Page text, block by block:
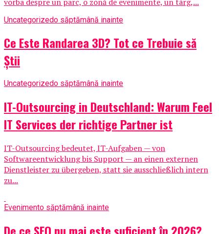
Uncategorizedo săptămână inainte
Ce Este Randarea 3D? Tot ce Trebuie să
Știi
Uncategorizedo săptămână inainte
IT-Outsourcing in Deutschland: Warum Feel
IT Services der richtige Partner ist
IT-Outsourcing bedeutet, IT-Aufgaben — von
Softwareentwicklung bis Support — an einen externen
Dienstleister zu übergeben, statt sie ausschließlich intern
zu...
Evenimento săptămână inainte